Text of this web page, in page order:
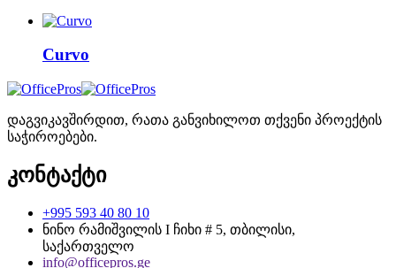
Curvo
დაგვიკავშირდით, რათა განვიხილოთ თქვენი პროექტის
საჭიროებები.
კონტაქტი
+995 593 40 80 10
ნინო რამიშვილის I ჩიხი # 5, თბილისი,
საქართველო
info@officepros.ge